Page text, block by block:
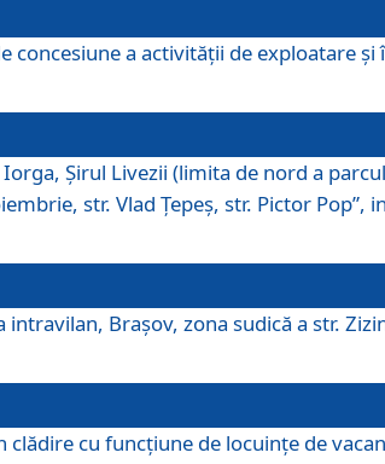
a activităţii de exploatare
Şirul Livezii (limita de nord a
str. Vlad Ţepeş, str. Pictor
Braşov, zona sudică a str.
clădire cu funcţiune de locuinţe de